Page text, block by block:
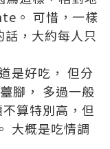
。 可惜，一樣
，大約每人只
是好吃， 但分
腳， 多過一般
算特別高，但
大概是吃情調